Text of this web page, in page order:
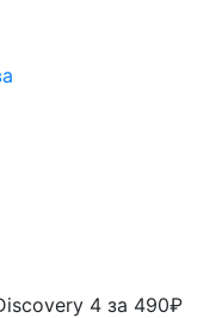
4 за 490₽